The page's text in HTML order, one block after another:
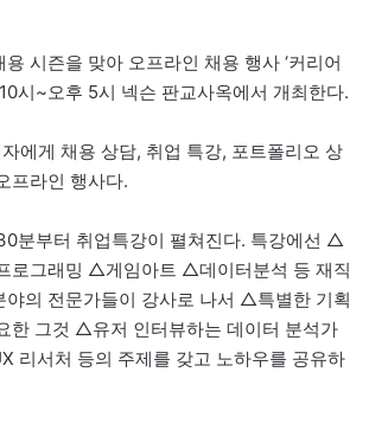
시즌을 맞아 오프라인 채용 행사 ‘커리어
시~오후 5시 넥슨 판교사옥에서 개최한다.
에게 채용 상담, 취업 특강, 포트폴리오 상
프라인 행사다.
분부터 취업특강이 펼쳐진다. 특강에선 △
로그래밍 △게임아트 △데이터분석 등 재직
야의 전문가들이 강사로 나서 △특별한 기획
한 그것 △유저 인터뷰하는 데이터 분석가
리서처 등의 주제를 갖고 노하우를 공유하